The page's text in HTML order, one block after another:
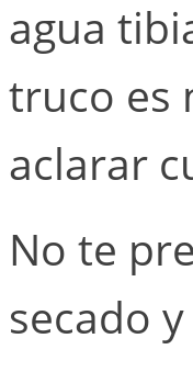
agua
truco es
aclarar
No te
secado